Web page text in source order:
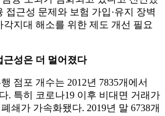
접근성 문제와 보험 가입·유지 장벽
지대 해소를 위한 제도 개선 필요
근성은 더 멀어졌다
점포 개수는 2012년 7835개에서
. 특히 코로나19 이후 비대면 거래가
쇄가 가속화됐다. 2019년 말 6738개